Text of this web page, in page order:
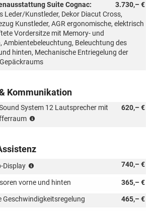
3.730,– €
Suite Cognac:
Leder/Kunstleder, Dekor Diacut Cross,
Kunstleder, AGR ergonomische, elektrisch
Vordersitze mit Memory- und
Ambientebeleuchtung, Beleuchtung des
hinten, Mechanische Entriegelung der
Kommunikation
620,– €
System 12 Lautsprecher mit
740,– €
Display
PAW/PAP
nicht
365,– €
vorne und hinten
465,– €
Geschwindigkeitsregelung